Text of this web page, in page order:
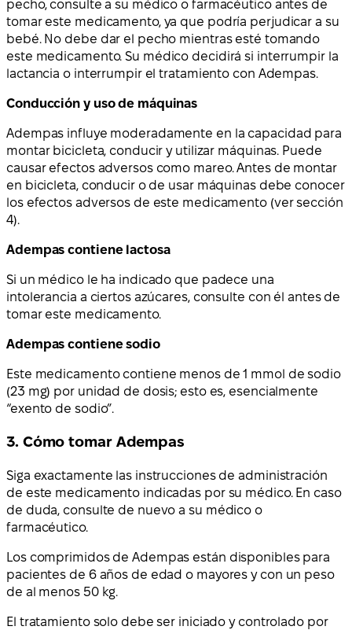
pecho, consulte a su médico o farmacéutico antes de
tomar este medicamento, ya que podría perjudicar a su
bebé. No debe dar el pecho mientras esté tomando
este medicamento. Su médico decidirá si interrumpir la
lactancia o interrumpir el tratamiento con Adempas.
Conducción y uso de máquinas
Adempas influye moderadamente en la capacidad para
montar bicicleta, conducir y utilizar máquinas. Puede
causar efectos adversos como mareo. Antes de montar
en bicicleta, conducir o de usar máquinas debe conocer
los efectos adversos de este medicamento (ver sección
4).
Adempas contiene lactosa
Si un médico le ha indicado que padece una
intolerancia a ciertos azúcares, consulte con él antes de
tomar este medicamento.
Adempas contiene sodio
Este medicamento contiene menos de 1 mmol de sodio
(23 mg) por unidad de dosis; esto es, esencialmente
“exento de sodio”.
3. Cómo tomar Adempas
Siga exactamente las instrucciones de administración
de este medicamento indicadas por su médico. En caso
de duda, consulte de nuevo a su médico o
farmacéutico.
Los comprimidos de Adempas están disponibles para
pacientes de 6 años de edad o mayores y con un peso
de al menos 50 kg.
El tratamiento solo debe ser iniciado y controlado por